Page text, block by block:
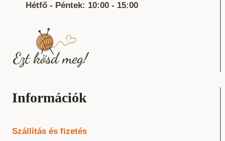
Hétfő - Péntek: 10:00 - 15:00
Információk
Szállítás és fizetés